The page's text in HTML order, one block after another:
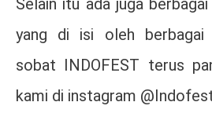
Selain itu ada juga
yang di isi oleh berbagai
sobat INDOFEST terus
kami di instagram